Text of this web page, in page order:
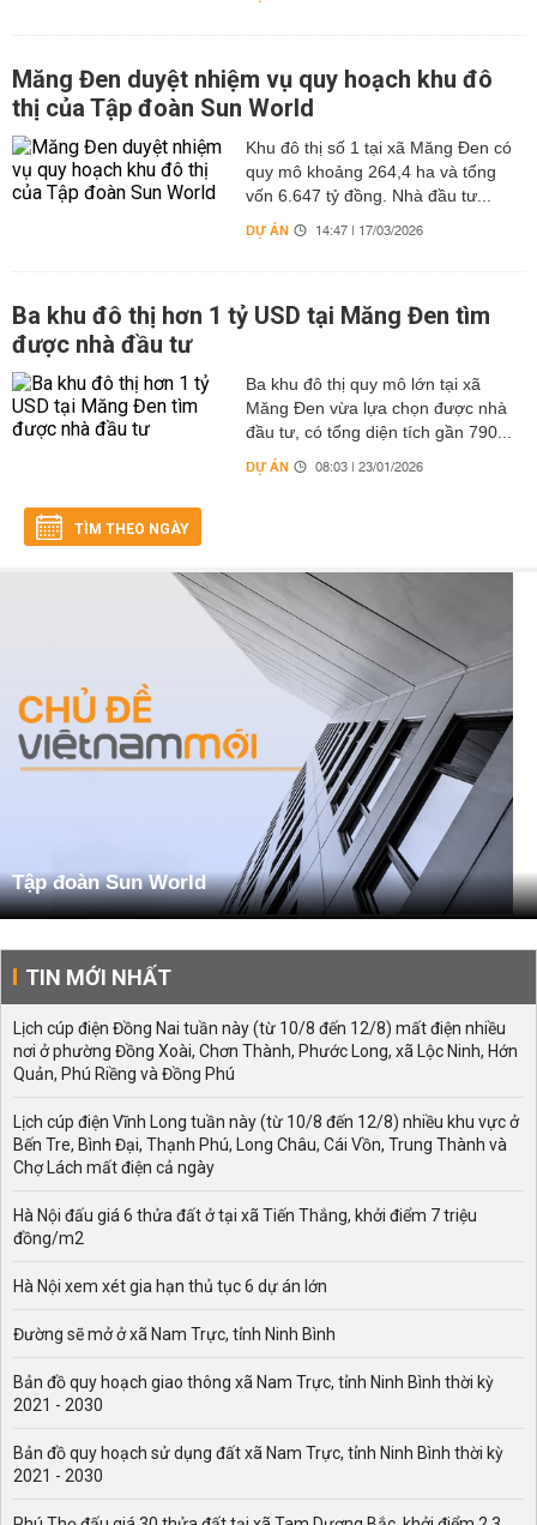
Măng Đen duyệt nhiệm vụ quy hoạch khu đô
thị của Tập đoàn Sun World
Khu đô thị số 1 tại xã Măng Đen có
quy mô khoảng 264,4 ha và tổng
vốn 6.647 tỷ đồng. Nhà đầu tư...
DỰ ÁN 14:47 | 17/03/2026
Ba khu đô thị hơn 1 tỷ USD tại Măng Đen tìm
được nhà đầu tư
Ba khu đô thị quy mô lớn tại xã
Măng Đen vừa lựa chọn được nhà
đầu tư, có tổng diện tích gần 790...
DỰ ÁN 08:03 | 23/01/2026
TÌM THEO NGÀY
Tập đoàn Sun World
TIN MỚI NHẤT
Lịch cúp điện Đồng Nai tuần này (từ 10/8 đến 12/8) mất điện nhiều
nơi ở phường Đồng Xoài, Chơn Thành, Phước Long, xã Lộc Ninh, Hớn
Quản, Phú Riềng và Đồng Phú
Lịch cúp điện Vĩnh Long tuần này (từ 10/8 đến 12/8) nhiều khu vực ở
Bến Tre, Bình Đại, Thạnh Phú, Long Châu, Cái Vồn, Trung Thành và
Chợ Lách mất điện cả ngày
Hà Nội đấu giá 6 thửa đất ở tại xã Tiến Thắng, khởi điểm 7 triệu
đồng/m2
Hà Nội xem xét gia hạn thủ tục 6 dự án lớn
Đường sẽ mở ở xã Nam Trực, tỉnh Ninh Bình
Bản đồ quy hoạch giao thông xã Nam Trực, tỉnh Ninh Bình thời kỳ
2021 - 2030
Bản đồ quy hoạch sử dụng đất xã Nam Trực, tỉnh Ninh Bình thời kỳ
2021 - 2030